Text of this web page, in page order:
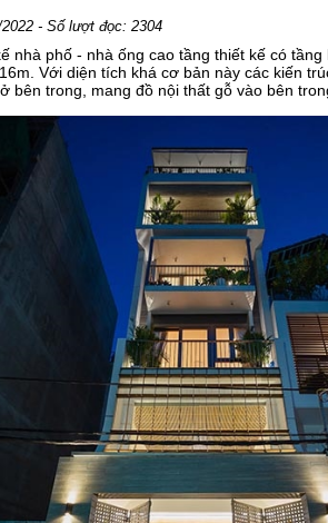
- Số lượt đọc: 2304
nhà phố - nhà ống cao tầng thiết kế có
Với diện tích khá cơ bản này các kiến
bên trong, mang đồ nội thất gỗ vào bên